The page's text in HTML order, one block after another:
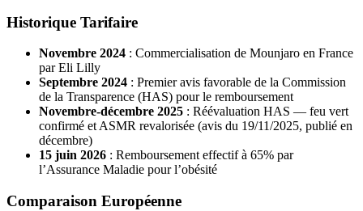
Historique Tarifaire
Novembre 2024 : Commercialisation de Mounjaro en France
par Eli Lilly
Septembre 2024 : Premier avis favorable de la Commission
de la Transparence (HAS) pour le remboursement
Novembre-décembre 2025 : Réévaluation HAS — feu vert
confirmé et ASMR revalorisée (avis du 19/11/2025, publié en
décembre)
15 juin 2026 : Remboursement effectif à 65% par
l’Assurance Maladie pour l’obésité
Comparaison Européenne